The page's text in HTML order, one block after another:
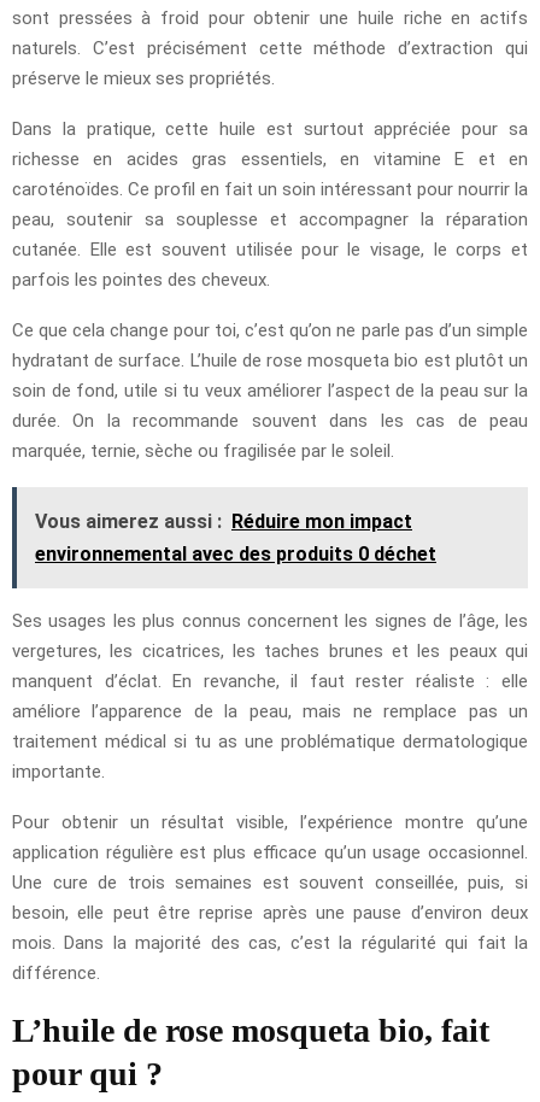
sont pressées à froid pour obtenir une huile riche en actifs
naturels. C’est précisément cette méthode d’extraction qui
préserve le mieux ses propriétés.
Dans la pratique, cette huile est surtout appréciée pour sa
richesse en acides gras essentiels, en vitamine E et en
caroténoïdes. Ce profil en fait un soin intéressant pour nourrir la
peau, soutenir sa souplesse et accompagner la réparation
cutanée. Elle est souvent utilisée pour le visage, le corps et
parfois les pointes des cheveux.
Ce que cela change pour toi, c’est qu’on ne parle pas d’un simple
hydratant de surface. L’huile de rose mosqueta bio est plutôt un
soin de fond, utile si tu veux améliorer l’aspect de la peau sur la
durée. On la recommande souvent dans les cas de peau
marquée, ternie, sèche ou fragilisée par le soleil.
Vous aimerez aussi : Réduire mon impact
environnemental avec des produits 0 déchet
Ses usages les plus connus concernent les signes de l’âge, les
vergetures, les cicatrices, les taches brunes et les peaux qui
manquent d’éclat. En revanche, il faut rester réaliste : elle
améliore l’apparence de la peau, mais ne remplace pas un
traitement médical si tu as une problématique dermatologique
importante.
Pour obtenir un résultat visible, l’expérience montre qu’une
application régulière est plus efficace qu’un usage occasionnel.
Une cure de trois semaines est souvent conseillée, puis, si
besoin, elle peut être reprise après une pause d’environ deux
mois. Dans la majorité des cas, c’est la régularité qui fait la
différence.
L’huile de rose mosqueta bio, fait
pour qui ?